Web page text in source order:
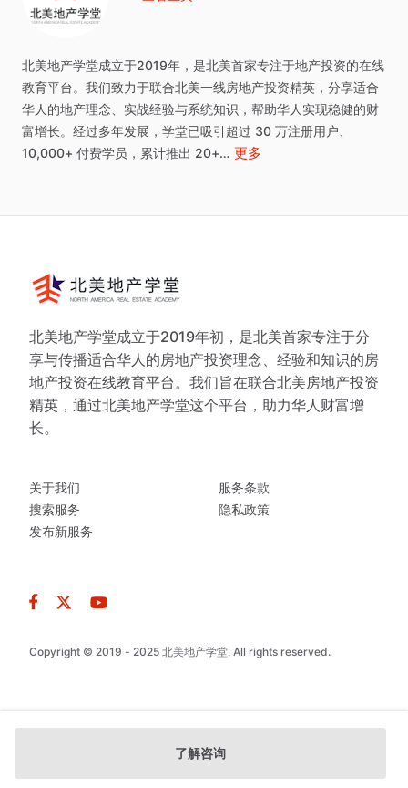
北美地产学堂成⽴于2019年，是北美⾸家专注于地产投资的在线
教育平台。我们致⼒于联合北美⼀线房地产投资精英，分享适合
华⼈的地产理念、实战经验与系统知识，帮助华⼈实现稳健的财
富增⻓。经过多年发展，学堂已吸引超过 30 万注册用户、
10,000+ 付费学员，累计推出 20+… 更多
了解咨询
北美地产学堂成立于2019年初，是北美首家专注于分
享与传播适合华人的房地产投资理念、经验和知识的房
地产投资在线教育平台。我们旨在联合北美房地产投资
精英，通过北美地产学堂这个平台，助力华人财富增
长。
Copyright © 2019 - 2025 北美地产学堂. All rights reserved.
关于我们
搜索服务
发布新服务
服务条款
隐私政策